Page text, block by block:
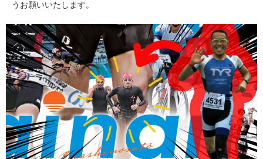
うお願いいたします。